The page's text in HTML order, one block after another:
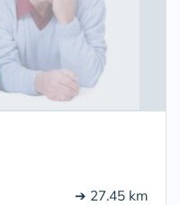
➔ 27.45 km